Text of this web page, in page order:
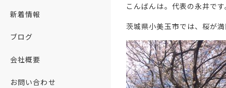
こんばんは。代表の永井で
茨城県小美玉市では、桜が
新着情報
ブログ
会社概要
お問い合わせ